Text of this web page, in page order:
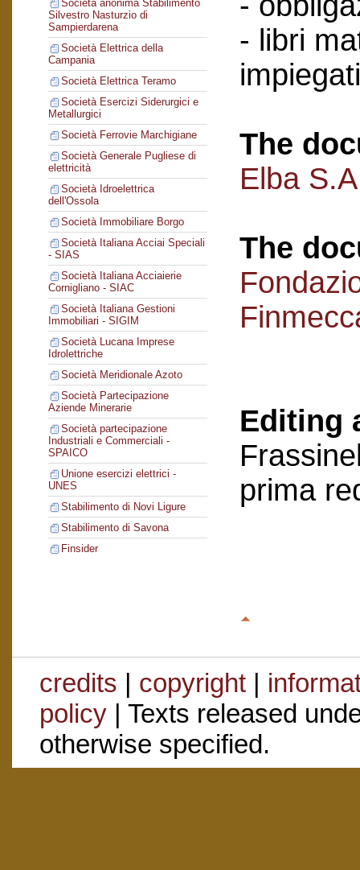
Società anonima Stabilimento
Silvestro Nasturzio di
Sampierdarena
Società Elettrica della
Campania
Società Elettrica Teramo
Società Esercizi Siderurgici e
Metallurgici
Società Ferrovie Marchigiane
Società Generale Pugliese di
elettricità
Società Idroelettrica
dell'Ossola
Società Immobiliare Borgo
Società Italiana Acciai Speciali
- SIAS
Società Italiana Acciaierie
Cornigliano - SIAC
Società Italiana Gestioni
Immobiliari - SIGIM
Società Lucana Imprese
Idrolettriche
Società Meridionale Azoto
Società Partecipazione
Aziende Minerarie
Società partecipazione
Industriali e Commerciali -
SPAICO
Unione esercizi elettrici -
UNES
Stabilimento di Novi Ligure
Stabilimento di Savona
Finsider
- libri
The
Elba
The
Editing
prima
credits | copyright|
policy| Texts released
otherwise specified.